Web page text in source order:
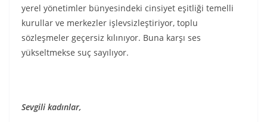
yerel yönetimler bünyesindeki cinsiyet eşitliği temelli
kurullar ve merkezler işlevsizleştiriyor, toplu
sözleşmeler geçersiz kılınıyor. Buna karşı ses
yükseltmekse suç sayılıyor.
Sevgili kadınlar,